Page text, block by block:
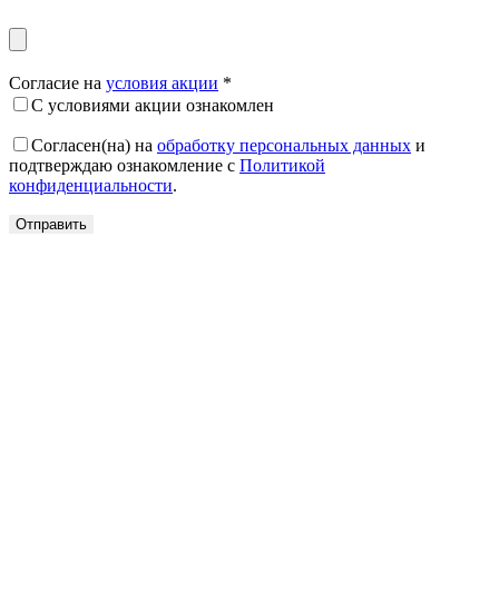
Согласие на условия акции *
С условиями акции ознакомлен
Согласен(на) на обработку персональных данных и
подтверждаю ознакомление с Политикой
конфиденциальности.